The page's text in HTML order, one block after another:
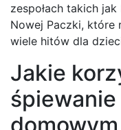
zespołach takich
Nowej Paczki, które
wiele hitów dla
Jakie